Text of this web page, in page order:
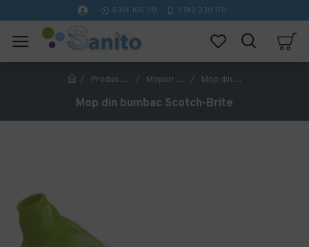
0314 100 110 0740 230 170
Produse de curatenie profesionale Mopuri profesionale Mop din bumbac Scotch-Brite
Mop din bumbac Scotch-Brite